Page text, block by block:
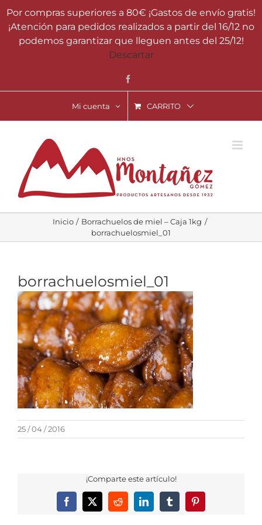
Por compras superiores a 80€ ¡Gastos de envío gratis!
¡Atención para pedidos realizados a partir del 16/12 no
podemos garantizar que lleguen antes del 25/12!
Descartar
Saltar
contenido
Mi cuenta CARRITO
Inicio
Borrachuelos de miel – Caja 1kg
borrachuelosmiel_01
borrachuelosmiel_01
25 / 04 / 2016
¡Comparte este artículo!
Facebook
X RedditLinkedInTumblrPinterest